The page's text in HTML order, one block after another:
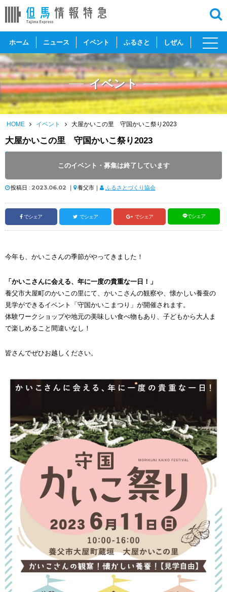
ホーム ニュース イベント ふるさと しぜん
toggle
イベント
HOME イベント 大屋かいこの里 守国かいこ祭り2023
大屋かいこの里 守国かいこ祭り2023
このイベント・募集は終了しています
開催時間 : 10:00 ～ 16:00
投稿日 : 2023.06.02 ｜ 養父市｜ ふるさとづくり協会
でシェア でシェア でシェア でシェア
今年も、かいこさんの季節がやってきました！
「かいこさんに会える、年に一度の貴重な一日！」
養父市大屋町のかいこの里にて、かいこさんの観察や、懐かしい養蚕の
見学ができるイベント「守国かいこまつり」が開催されます。
体験ワークショップや地元の美味しい食べ物もあり、子どもから大人ま
で楽しめること間違いなし！
皆さんでぜひお越しください。